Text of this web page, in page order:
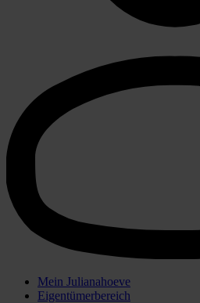
Mein Julianahoeve
Eigentümerbereich